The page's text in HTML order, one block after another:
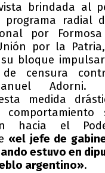
brindada al
programa radial
por
por la Patria,
bloque
censura
Adorni.
medida
hacia el
«el jefe de
estuvo en
argentino».